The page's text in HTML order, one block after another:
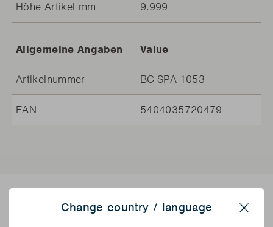
Höhe Artikel mm 9.999
Allgemeine Angaben Value
Artikelnummer BC-SPA-1053
EAN 5404035720479
Rezepte mit diesem Produkt
Change country / language